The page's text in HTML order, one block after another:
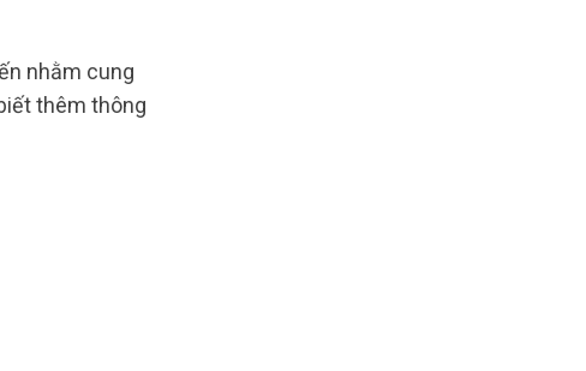
nhằm cung
thêm thông